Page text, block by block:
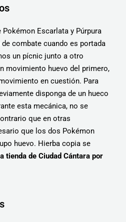
Pokémon Escarlata y Púrpura
de combate cuando es portada
un pícnic junto a otro
movimiento huevo del primero,
en cuestión. Para
disponga de un hueco
esta mecánica, no se
que en otras
que los dos Pokémon
huevo. Hierba copia se
tienda de Ciudad Cántara por